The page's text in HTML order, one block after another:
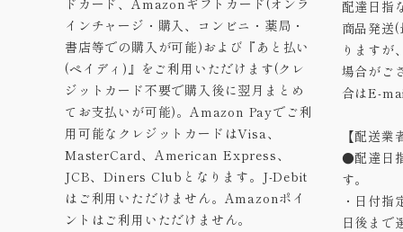
インチャージ・購入、コンビニ・薬局・
書店等での購入が可能)および『あと払い
(ペイディ)』をご利用いただけます(クレ
ジットカード不要で購入後に翌月まとめ
てお支払いが可能)。Amazon Payでご利
用可能なクレジットカードはVisa、
MasterCard、American Express、
JCB、Diners Clubとなります。J-Debit
はご利用いただけません。Amazonポイ
ントはご利用いただけません。
配達日指
商品発送
りますが
場合がご
合はE-
【配送業
●配達日
す。
・日付
日後まで